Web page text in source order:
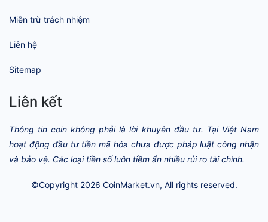
Miễn trừ trách nhiệm
Liên hệ
Sitemap
Liên kết
Thông tin coin không phải là lời khuyên đầu tư. Tại Việt Nam
hoạt động đầu tư tiền mã hóa chưa được pháp luật công nhận
và bảo vệ. Các loại tiền số luôn tiềm ẩn nhiều rủi ro tài chính.
©Copyright 2026 CoinMarket.vn, All rights reserved.